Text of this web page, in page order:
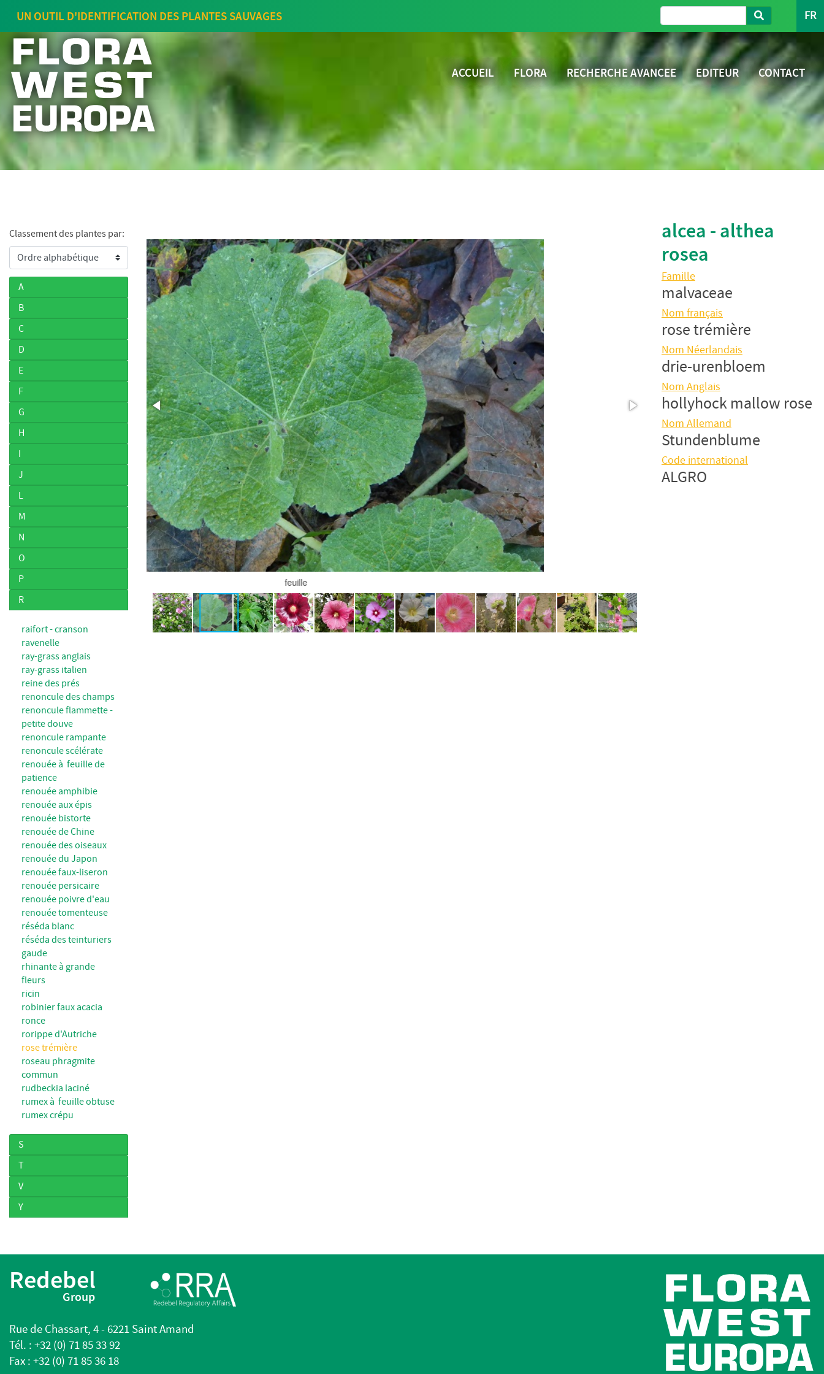
UN OUTIL D'IDENTIFICATION DES PLANTES SAUVAGES FR
ACCUEIL FLORA RECHERCHE AVANCEE EDITEUR CONTACT
Classement des plantes par:
A
B
C
D
E
F
G
H
I
J
L
M
N
O
P
R
raifort - cranson
ravenelle
ray-grass anglais
ray-grass italien
reine des prés
renoncule des champs
renoncule flammette -
petite douve
renoncule rampante
renoncule scélérate
renouée à feuille de
patience
renouée amphibie
renouée aux épis
renouée bistorte
renouée de Chine
renouée des oiseaux
renouée du Japon
renouée faux-liseron
renouée persicaire
renouée poivre d'eau
renouée tomenteuse
réséda blanc
réséda des teinturiers
gaude
rhinante à grande
fleurs
ricin
robinier faux acacia
ronce
rorippe d'Autriche
rose trémière
roseau phragmite
commun
rudbeckia laciné
rumex à feuille obtuse
rumex crépu
S
T
V
Y
alcea - althea
rosea
Famille
malvaceae
Nom français
rose trémière
Nom Néerlandais
drie-urenbloem
Nom Anglais
hollyhock mallow rose
Nom Allemand
Stundenblume
Code international
ALGRO
Redebel
Group
Rue de Chassart, 4 - 6221 Saint Amand
Tél. : +32 (0) 71 85 33 92
Fax : +32 (0) 71 85 36 18